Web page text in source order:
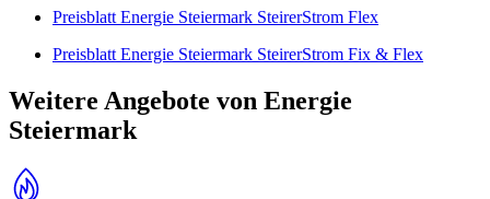
Preisblatt Energie Steiermark SteirerStrom Flex
Preisblatt Energie Steiermark SteirerStrom Fix & Flex
Weitere Angebote von Energie
Steiermark